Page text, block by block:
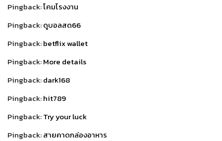
Pingback:โคมโรงงาน
Pingback:ดูบอลสด66
Pingback:betflix wallet
Pingback:More details
Pingback:dark168
Pingback:hit789
Pingback:Try your luck
Pingback:สายคาดกล่องอาหาร